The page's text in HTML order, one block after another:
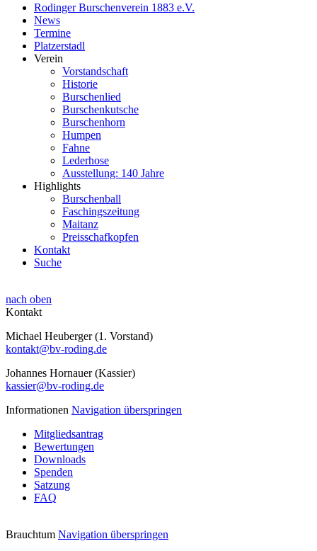
Rodinger Burschenverein 1883 e.V.
News
Termine
Platzerstadl
Verein
Vorstandschaft
Historie
Burschenlied
Burschenkutsche
Burschenhorn
Humpen
Fahne
Lederhose
Ausstellung: 140 Jahre
Highlights
Burschenball
Faschingszeitung
Maitanz
Preisschafkopfen
Kontakt
Suche
nach oben
Kontakt
Michael Heuberger (1. Vorstand)
kontakt@bv-roding.de
Johannes Hornauer (Kassier)
kassier@bv-roding.de
Informationen Navigation überspringen
Mitgliedsantrag
Bewertungen
Downloads
Spenden
Satzung
FAQ
Brauchtum Navigation überspringen